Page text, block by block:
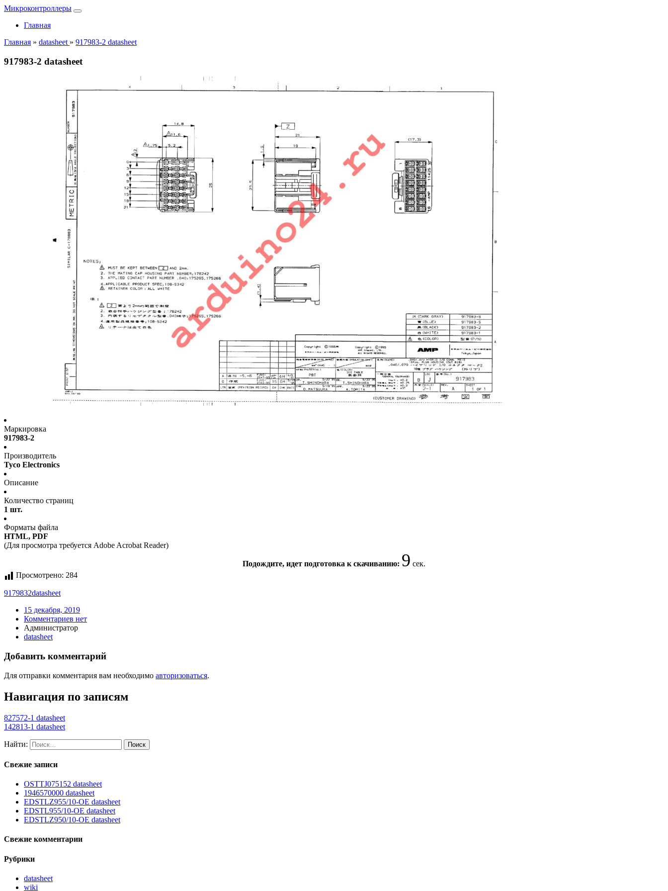
Микроконтроллеры
Главная
Главная » datasheet » 917983-2 datasheet
917983-2 datasheet
Маркировка
917983-2
Производитель
Tyco Electronics
Описание
Количество страниц
1 шт.
Форматы файла
HTML, PDF
(Для просмотра требуется Adobe Acrobat Reader)
Подождите, идет подготовка к скачиванию: 9 сек.
Просмотрено: 284
9179832datasheet
15 декабря, 2019
Комментариев нет
Администратор
datasheet
Добавить комментарий
Для отправки комментария вам необходимо авторизоваться.
Навигация по записям
827572-1 datasheet
142813-1 datasheet
Найти:
Свежие записи
OSTTJ075152 datasheet
1946570000 datasheet
EDSTLZ955/10-OE datasheet
EDSTL955/10-OE datasheet
EDSTLZ950/10-OE datasheet
Свежие комментарии
Рубрики
datasheet
wiki